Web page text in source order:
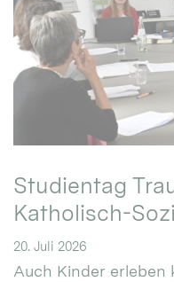
Studientag
Katholisch-
20. Juli 2026
Auch Kinder erleben